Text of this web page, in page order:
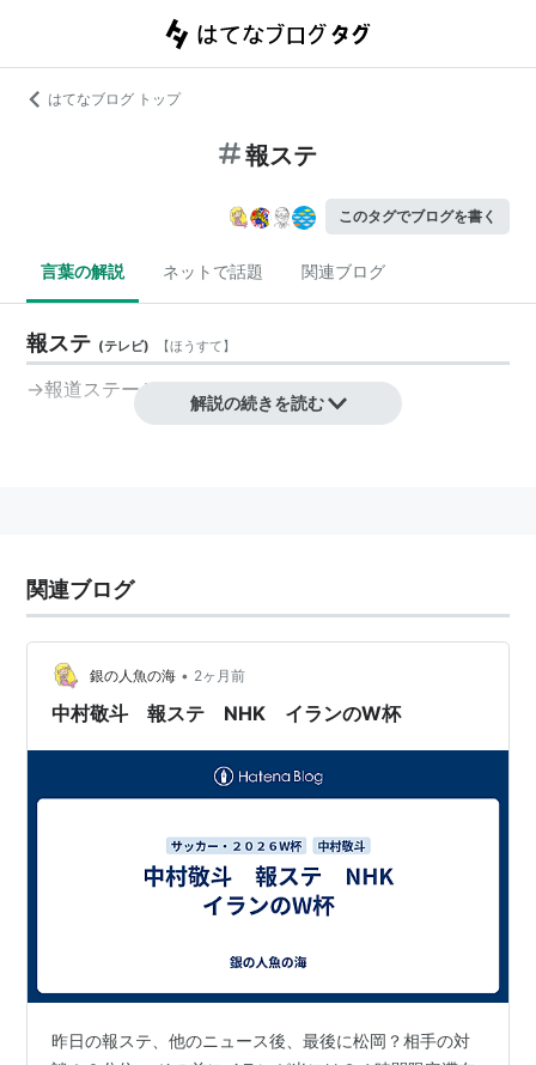
はてなブログ トップ
報ステ
このタグでブログを書く
言葉の解説 ネットで話題 関連ブログ
報ステ (テレビ) 【ほうすて】
→報道ステーション
解説の続きを読む
関連ブログ
銀の人魚の海 • 2ヶ月前
中村敬斗 報ステ NHK イランのW杯
昨日の報ステ、他のニュース後、最後に松岡？相手の対